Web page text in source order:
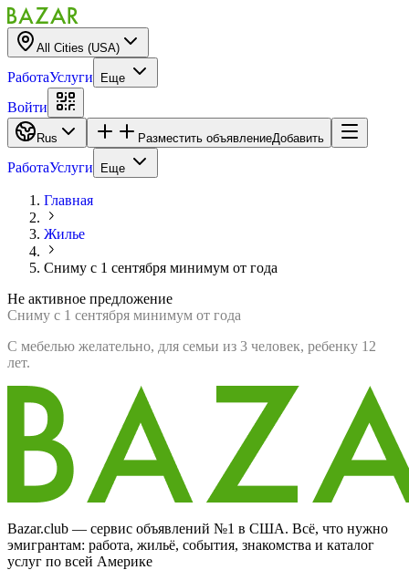
All Cities (USA)
РаботаУслуги Еще
Войти
Rus Разместить объявлениеДобавить
РаботаУслуги Еще
Главная
Жилье
Сниму с 1 сентября минимум от года
Не активное предложение
Сниму с 1 сентября минимум от года
С мебелью желательно, для семьи из 3 человек, ребенку 12
лет.
Bazar.club — сервис объявлений №1 в США. Всё, что нужно
эмигрантам: работа, жильё, события, знакомства и каталог
услуг по всей Америке